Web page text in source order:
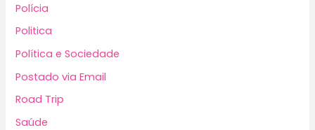
Polícia
Politica
Política e Sociedade
Postado via Email
Road Trip
Saúde